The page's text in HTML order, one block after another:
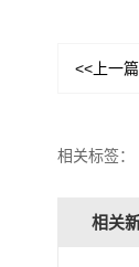
<<上一篇
相关标签：
相关